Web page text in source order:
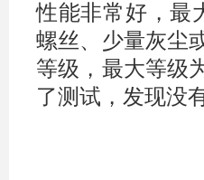
性能非常好，最
螺丝、少量灰尘
等级，最大等级
了测试，发现没